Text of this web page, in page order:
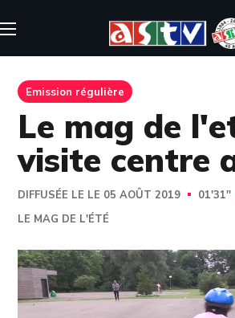
Emission régulière
Le mag de
visite centre
DIFFUSÉE LE LE 05 AOÛT 2019 01'31''
LE MAG DE L'ÉTÉ